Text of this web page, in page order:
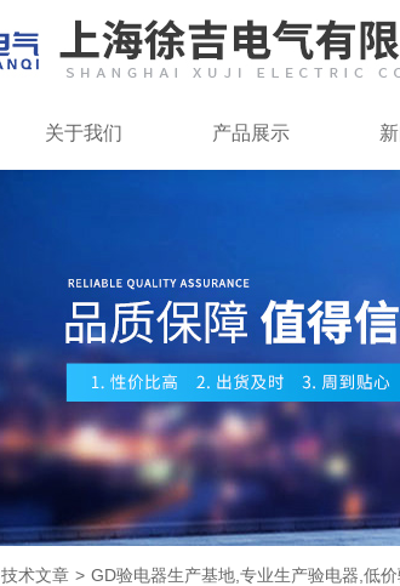
关于我们 产品展示
技术文章 > GD验电器生产基地,专业生产验电器,低